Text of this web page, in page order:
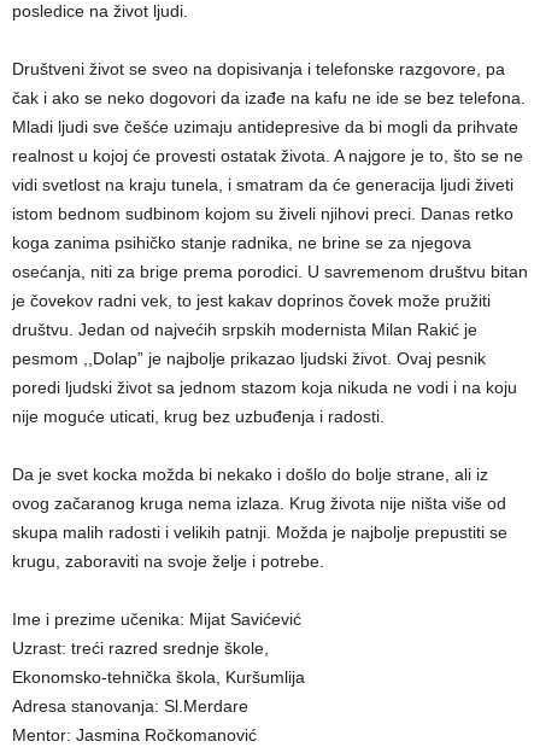
posledice na život lјudi.
Društveni život se sveo na dopisivanja i telefonske razgovore, pa
čak i ako se neko dogovori da izađe na kafu ne ide se bez telefona.
Mladi lјudi sve češće uzimaju antidepresive da bi mogli da prihvate
realnost u kojoj će provesti ostatak života. A najgore je to, što se ne
vidi svetlost na kraju tunela, i smatram da će generacija lјudi živeti
istom bednom sudbinom kojom su živeli njihovi preci. Danas retko
koga zanima psihičko stanje radnika, ne brine se za njegova
osećanja, niti za brige prema porodici. U savremenom društvu bitan
je čovekov radni vek, to jest kakav doprinos čovek može pružiti
društvu. Jedan od najvećih srpskih modernista Milan Rakić je
pesmom ,,Dolap” je najbolјe prikazao lјudski život. Ovaj pesnik
poredi lјudski život sa jednom stazom koja nikuda ne vodi i na koju
nije moguće uticati, krug bez uzbuđenja i radosti.
Da je svet kocka možda bi nekako i došlo do bolјe strane, ali iz
ovog začaranog kruga nema izlaza. Krug života nije ništa više od
skupa malih radosti i velikih patnji. Možda je najbolјe prepustiti se
krugu, zaboraviti na svoje želјe i potrebe.
Ime i prezime učenika: Mijat Savićević
Uzrast: treći razred srednje škole,
Ekonomsko-tehnička škola, Kuršumlija
Adresa stanovanja: Sl.Merdare
Mentor: Jasmina Ročkomanović